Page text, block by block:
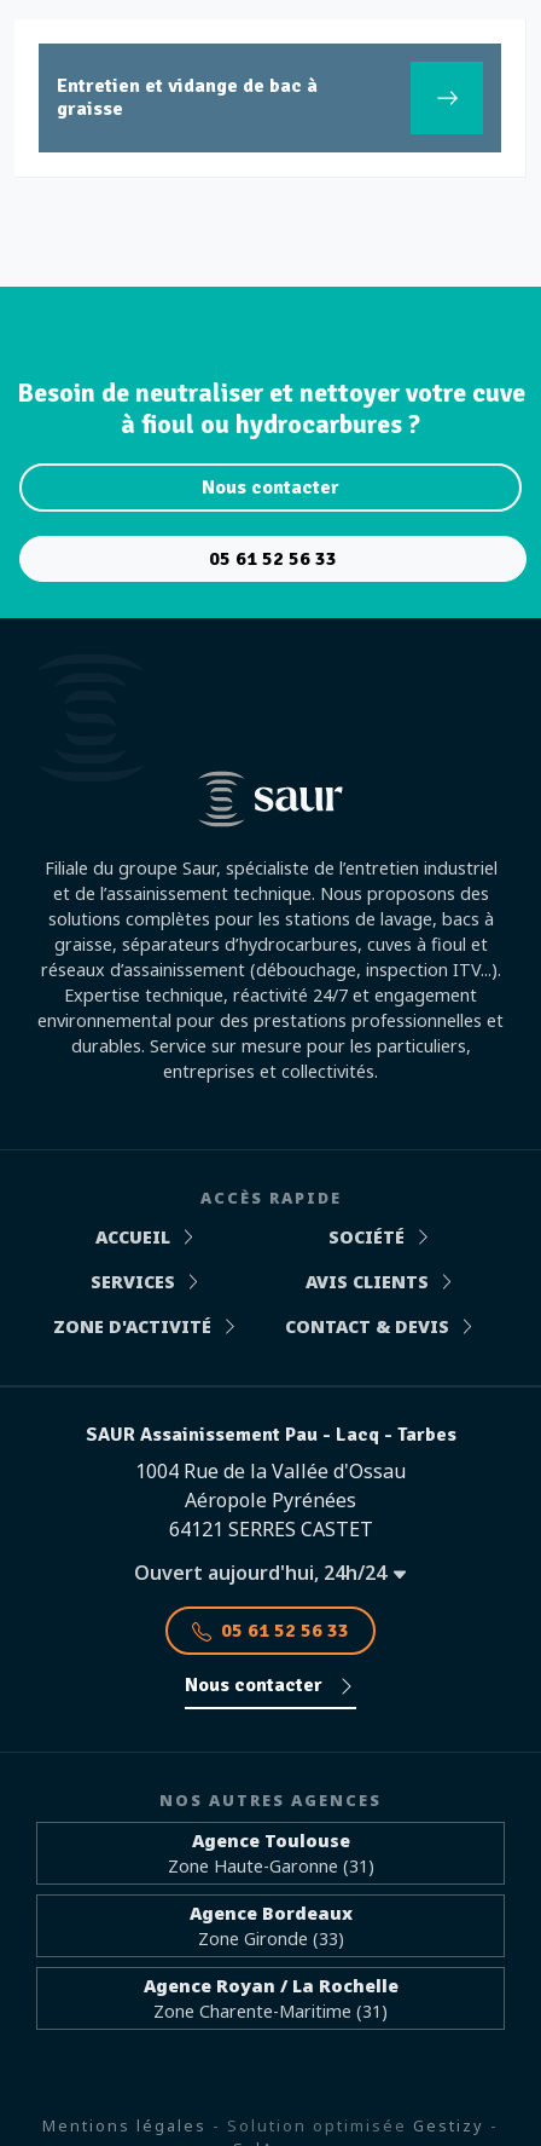
Entretien et vidange de bac à
graisse
Besoin de neutraliser et nettoyer votre cuve
à fioul ou hydrocarbures ?
Nous contacter
05 61 52 56 33
Filiale du groupe Saur, spécialiste de l’entretien industriel
et de l’assainissement technique. Nous proposons des
solutions complètes pour les stations de lavage, bacs à
graisse, séparateurs d’hydrocarbures, cuves à fioul et
réseaux d’assainissement (débouchage, inspection ITV...).
Expertise technique, réactivité 24/7 et engagement
environnemental pour des prestations professionnelles et
durables. Service sur mesure pour les particuliers,
entreprises et collectivités.
ACCÈS RAPIDE
ACCUEIL
SOCIÉTÉ
SERVICES
AVIS CLIENTS
ZONE D'ACTIVITÉ
CONTACT & DEVIS
SAUR Assainissement Pau - Lacq - Tarbes
1004 Rue de la Vallée d'Ossau
Aéropole Pyrénées
64121 SERRES CASTET
Ouvert aujourd'hui, 24h/24
05 61 52 56 33
Nous contacter
NOS AUTRES AGENCES
Agence Toulouse
Zone Haute-Garonne (31)
Agence Bordeaux
Zone Gironde (33)
Agence Royan / La Rochelle
Zone Charente-Maritime (31)
Mentions légales - Solution optimisée Gestizy -